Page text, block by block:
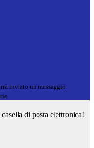
inviato un messaggio
di posta elettronica!